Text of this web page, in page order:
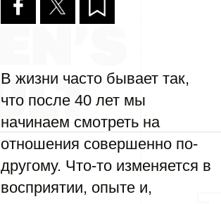
В жизни часто бывает так,
что после 40 лет мы
начинаем смотреть на
отношения совершенно по-
другому. Что-то изменяется в
восприятии, опыте и,